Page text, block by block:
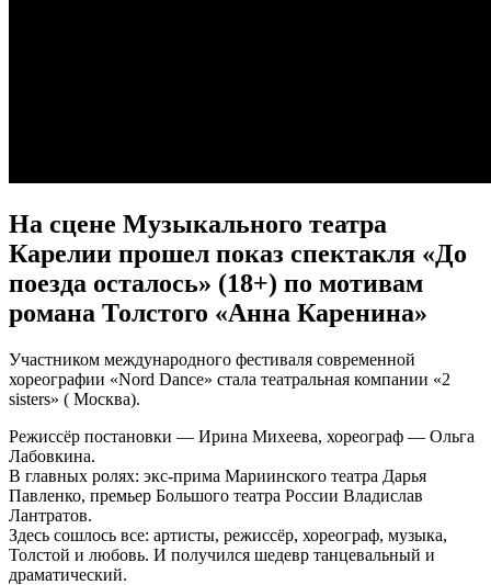
На сцене Музыкального театра
Карелии прошел показ спектакля «До
поезда осталось» (18+) по мотивам
романа Толстого «Анна Каренина»
Участником международного фестиваля современной
хореографии «Nord Dance» стала театральная компании «2
sisters» ( Москва).
Режиссёр постановки — Ирина Михеева, хореограф — Ольга
Лабовкина.
В главных ролях: экс-прима Мариинского театра Дарья
Павленко, премьер Большого театра России Владислав
Лантратов.
Здесь сошлось все: артисты, режиссёр, хореограф, музыка,
Толстой и любовь. И получился шедевр танцевальный и
драматический.